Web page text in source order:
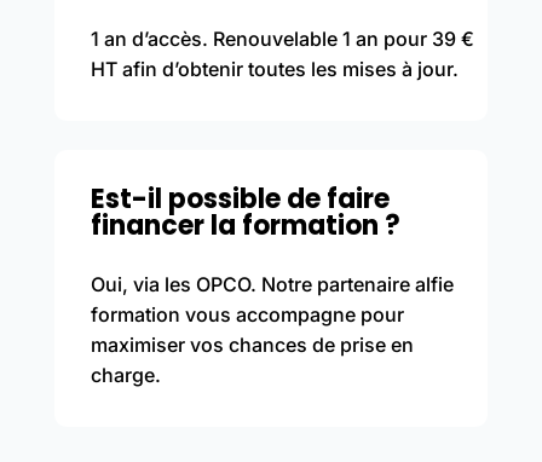
1 an d’accès. Renouvelable 1 an pour 39 €
HT afin d’obtenir toutes les mises à jour.
Est-il possible de faire
financer la formation ?
Oui, via les OPCO. Notre partenaire alfie
formation vous accompagne pour
maximiser vos chances de prise en
charge.